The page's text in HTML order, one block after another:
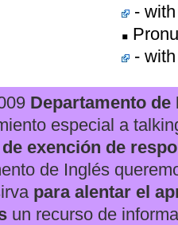
-
-
Departamento de
especial a
exención de
de Inglés
para alentar el
un recurso de